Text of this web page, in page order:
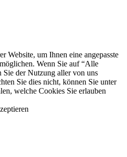
Website, um Ihnen eine angepasste
Wenn Sie auf “Alle
Sie der Nutzung aller von uns
Sie dies nicht, können Sie unter
welche Cookies Sie erlauben